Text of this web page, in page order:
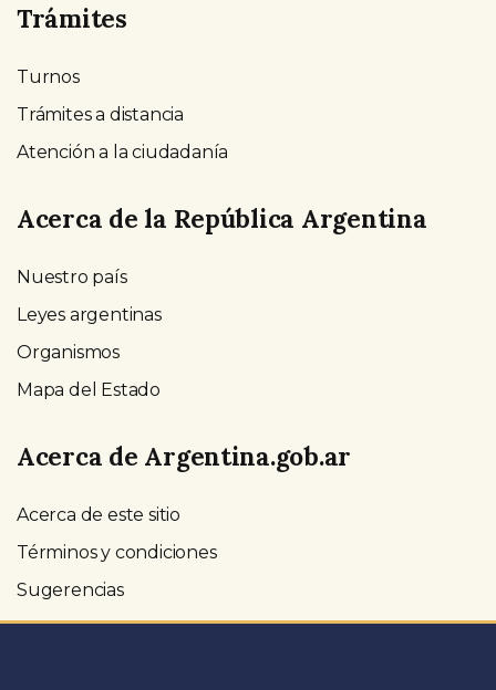
Trámites
Turnos
Trámites a distancia
Atención a la ciudadanía
Acerca de la República Argentina
Nuestro país
Leyes argentinas
Organismos
Mapa del Estado
Acerca de Argentina.gob.ar
Acerca de este sitio
Términos y condiciones
Sugerencias